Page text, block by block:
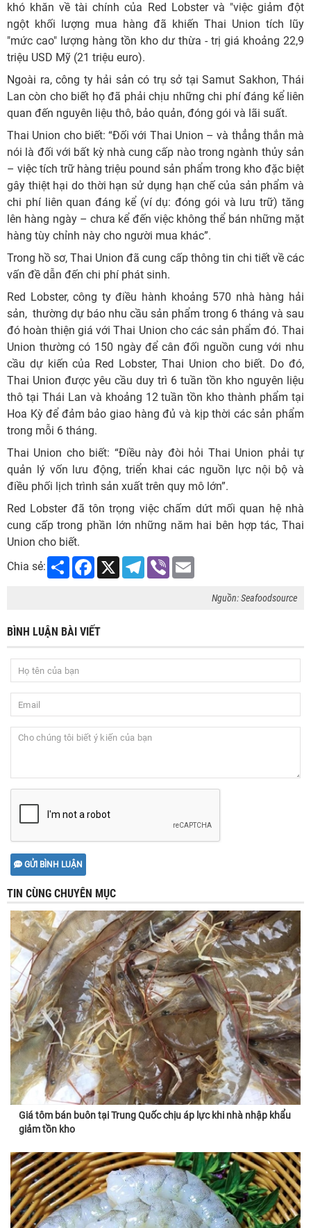
khó khăn về tài chính của Red Lobster và "việc giảm đột
ngột khối lượng mua hàng đã khiến Thai Union tích lũy
"mức cao" lượng hàng tồn kho dư thừa - trị giá khoảng 22,9
triệu USD Mỹ (21 triệu euro).
Ngoài ra, công ty hải sản có trụ sở tại Samut Sakhon, Thái
Lan còn cho biết họ đã phải chịu những chi phí đáng kể liên
quan đến nguyên liệu thô, bảo quản, đóng gói và lãi suất.
Thai Union cho biết: “Đối với Thai Union – và thẳng thắn mà
nói là đối với bất kỳ nhà cung cấp nào trong ngành thủy sản
– việc tích trữ hàng triệu pound sản phẩm trong kho đặc biệt
gây thiệt hại do thời hạn sử dụng hạn chế của sản phẩm và
chi phí liên quan đáng kể (ví dụ: đóng gói và lưu trữ) tăng
lên hàng ngày – chưa kể đến việc không thể bán những mặt
hàng tùy chỉnh này cho người mua khác”.
Trong hồ sơ, Thai Union đã cung cấp thông tin chi tiết về các
vấn đề dẫn đến chi phí phát sinh.
Red Lobster, công ty điều hành khoảng 570 nhà hàng hải
sản, thường dự báo nhu cầu sản phẩm trong 6 tháng và sau
đó hoàn thiện giá với Thai Union cho các sản phẩm đó. Thai
Union thường có 150 ngày để cân đối nguồn cung với nhu
cầu dự kiến ​​của Red Lobster, Thai Union cho biết. Do đó,
Thai Union được yêu cầu duy trì 6 tuần tồn kho nguyên liệu
thô tại Thái Lan và khoảng 12 tuần tồn kho thành phẩm tại
Hoa Kỳ để đảm bảo giao hàng đủ và kịp thời các sản phẩm
trong mỗi 6 tháng.
Thai Union cho biết: “Điều này đòi hỏi Thai Union phải tự
quản lý vốn lưu động, triển khai các nguồn lực nội bộ và
điều phối lịch trình sản xuất trên quy mô lớn”.
Red Lobster đã tôn trọng việc chấm dứt mối quan hệ nhà
cung cấp trong phần lớn những năm hai bên hợp tác, Thai
Union cho biết.
Chia sẻ:
Share Facebook
X Telegram
Viber
Nguồn: Seafoodsource
BÌNH LUẬN BÀI VIẾT
GỬI BÌNH LUẬN
TIN CÙNG CHUYÊN MỤC
Giá tôm bán buôn tại Trung Quốc chịu áp lực khi nhà nhập khẩu
giảm tồn kho